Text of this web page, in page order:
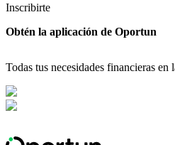
Inscribirte
Obtén la aplicación de Oportun
Todas tus necesidades financieras en